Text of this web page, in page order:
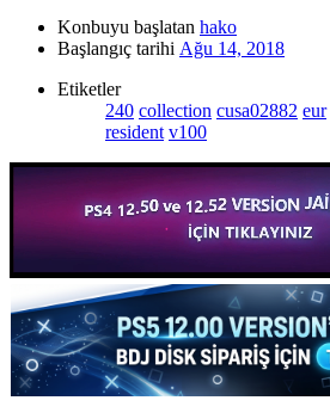
Konbuyu başlatan hako
Başlangıç tarihi Ağu 14, 2018
Etiketler
240 collection cusa02882 eur
resident v100